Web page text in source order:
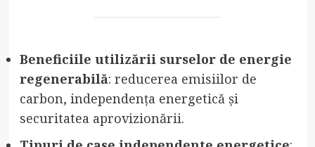
Beneficiile utilizării surselor de energie
regenerabilă: reducerea emisiilor de
carbon, independența energetică și
securitatea aprovizionării.